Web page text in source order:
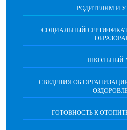
РОДИТЕЛЯМ И
СОЦИАЛЬНЫЙ
ШКОЛЬНЫЙ
СВЕДЕНИЯ ОБ
ГОТОВНОСТЬ К